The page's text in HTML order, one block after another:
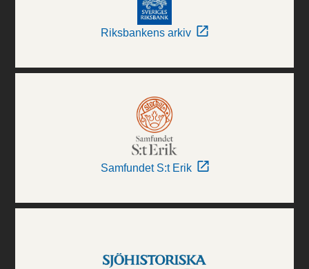
Riksbankens arkiv
Samfundet S:t Erik